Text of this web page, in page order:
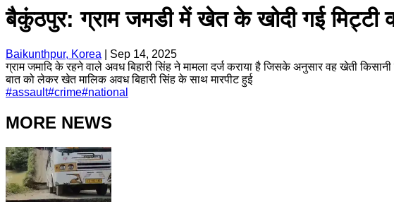
बैकुंठपुर: ग्राम जमडी में खेत के खोदी गई मिट्टी
Baikunthpur, Korea
Sep 14, 2025
ग्राम जमादि के रहने वाले अवध बिहारी सिंह ने मामला दर्ज कराया है जिसके अनुसार वह खेती
बात को लेकर खेत मालिक अवध बिहारी सिंह के साथ मारपीट हुई
#assault#crime#national
MORE NEWS